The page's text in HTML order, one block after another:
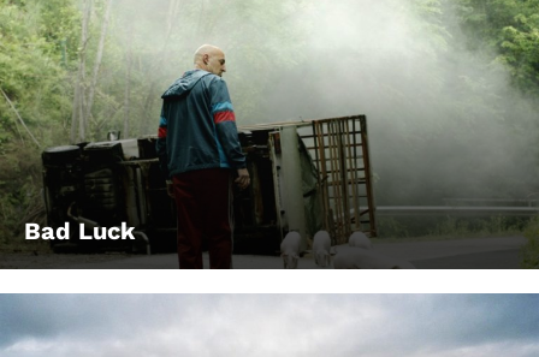
Bad Luck